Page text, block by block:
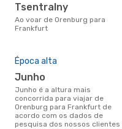
Tsentralny
Ao voar de Orenburg para
Frankfurt
Época alta
junho
junho é a altura mais
concorrida para viajar de
Orenburg para Frankfurt de
acordo com os dados de
pesquisa dos nossos clientes